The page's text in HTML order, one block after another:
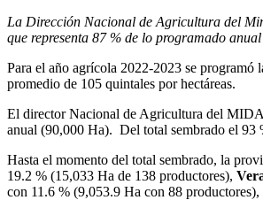
La Dirección Nacional de Agricultura del
que representa 87 % de lo programado
Para el año agrícola 2022-2023 se
promedio de 105 quintales por hectáreas.
El director Nacional de Agricultura del
anual (90,000 Ha). Del total sembrado el 93
Hasta el momento del total sembrado, la
19.2 % (15,033 Ha de 138 productores),
con 11.6 % (9,053.9 Ha con 88 productores),